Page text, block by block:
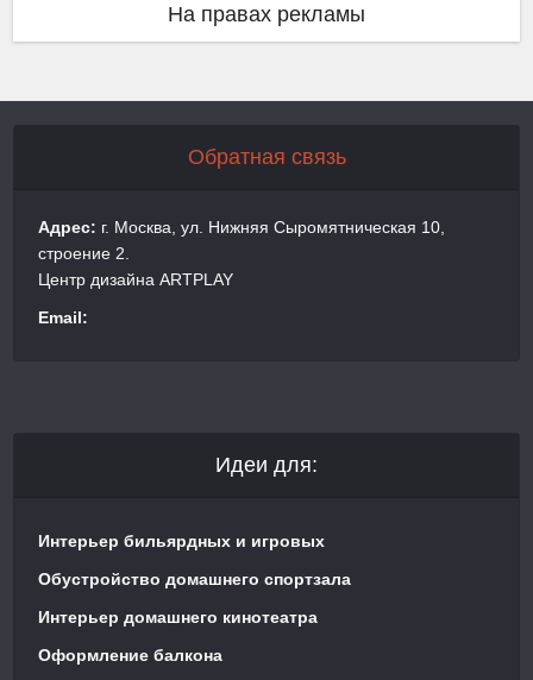
На правах рекламы
Обратная связь
Адрес: г. Москва, ул. Нижняя Сыромятническая 10,
строение 2.
Центр дизайна ARTPLAY
Email:
Идеи для:
Интерьер бильярдных и игровых
Обустройство домашнего спортзала
Интерьер домашнего кинотеатра
Оформление балкона